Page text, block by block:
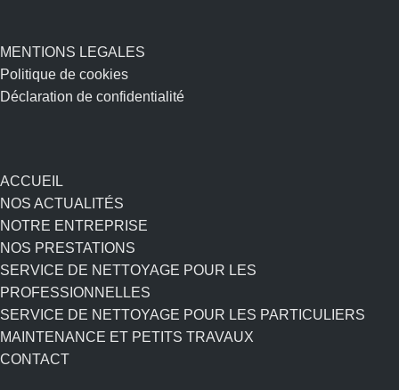
MENTIONS LEGALES
Politique de cookies
Déclaration de confidentialité
ACCUEIL
NOS ACTUALITÉS
NOTRE ENTREPRISE
NOS PRESTATIONS
SERVICE DE NETTOYAGE POUR LES
PROFESSIONNELLES
SERVICE DE NETTOYAGE POUR LES PARTICULIERS
MAINTENANCE ET PETITS TRAVAUX
CONTACT